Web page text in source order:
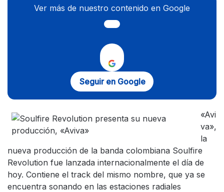
Ver más de nuestro contenido en Google
Seguir en Google
«Avi
va»,
la
nueva producción de la banda colombiana Soulfire
Revolution fue lanzada internacionalmente el día de
hoy. Contiene el track del mismo nombre, que ya se
encuentra sonando en las estaciones radiales